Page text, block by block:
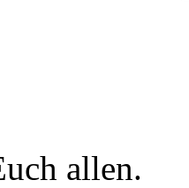
allen.